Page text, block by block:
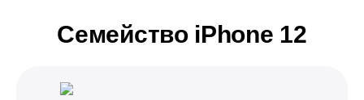
Семейство iPhone 12